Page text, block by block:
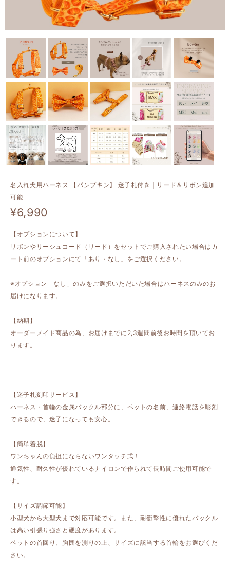
名入れ犬用ハーネス 【パンプキン】 迷子札付き｜リード＆リボン追加
可能
¥6,990
【オプションについて】
リボンやリーシュコード（リード）をセットでご購入されたい場合はカ
ート前のオプションにて「あり・なし」をご選択ください。
※オプション「なし」のみをご選択いただいた場合はハーネスのみのお
届けになります。
【納期】
オーダーメイド商品の為、お届けまでに2,3週間前後お時間を頂いてお
ります。
【迷子札刻印サービス】
ハーネス・首輪の金属バックル部分に、ペットの名前、連絡電話を彫刻
できるので、迷子になっても安心。
【簡単着脱】
ワンちゃんの負担にならないワンタッチ式！
通気性、耐久性が優れているナイロンで作られて長時間ご使用可能で
す。
【サイズ調節可能】
小型犬から大型犬まで対応可能です。また、耐衝撃性に優れたバックル
は高い引張り強さと硬度があります。
ペットの首回り、胸囲を測りの上、サイズに該当する首輪をお選びくだ
さい。